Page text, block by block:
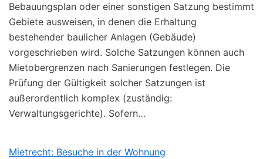
Bebauungsplan oder einer sonstigen Satzung bestimmt
Gebiete ausweisen, in denen die Erhaltung
bestehender baulicher Anlagen (Gebäude)
vorgeschrieben wird. Solche Satzungen können auch
Mietobergrenzen nach Sanierungen festlegen. Die
Prüfung der Gültigkeit solcher Satzungen ist
außerordentlich komplex (zuständig:
Verwaltungsgerichte). Sofern…
Mietrecht: Besuche in der Wohnung